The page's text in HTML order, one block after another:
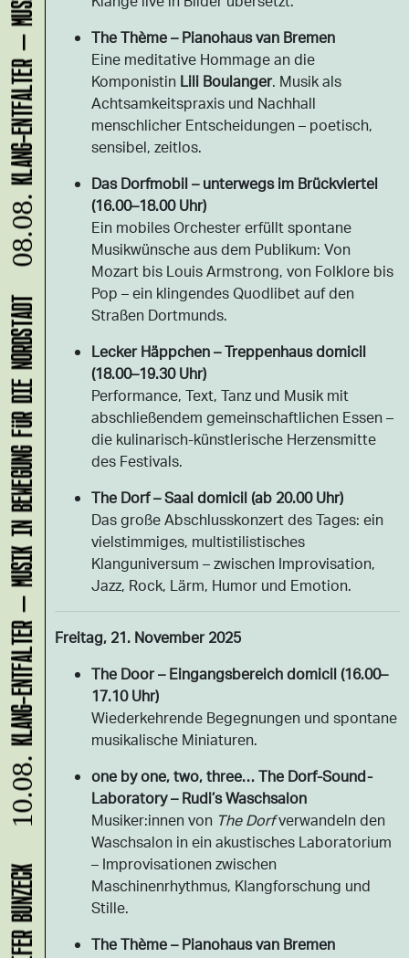
The Thème – Pianohaus van Bremen
Eine meditative Hommage an die
Komponistin Lili Boulanger. Musik als
Achtsamkeitspraxis und Nachhall
menschlicher Entscheidungen – poetisch,
sensibel, zeitlos.
Das Dorfmobil – unterwegs im Brückviertel
(16.00–18.00 Uhr)
Ein mobiles Orchester erfüllt spontane
Musikwünsche aus dem Publikum: Von
Mozart bis Louis Armstrong, von Folklore bis
Pop – ein klingendes Quodlibet auf den
Straßen Dortmunds.
Lecker Häppchen – Treppenhaus domicil
(18.00–19.30 Uhr)
Performance, Text, Tanz und Musik mit
abschließendem gemeinschaftlichen Essen –
die kulinarisch-künstlerische Herzensmitte
des Festivals.
The Dorf – Saal domicil (ab 20.00 Uhr)
Das große Abschlusskonzert des Tages: ein
vielstimmiges, multistilistisches
Klanguniversum – zwischen Improvisation,
Jazz, Rock, Lärm, Humor und Emotion.
Freitag, 21. November 2025
The Door – Eingangsbereich domicil (16.00–
17.10 Uhr)
Wiederkehrende Begegnungen und spontane
musikalische Miniaturen.
one by one, two, three… The Dorf-Sound-
Laboratory – Rudi’s Waschsalon
Musiker:innen von The Dorfverwandeln den
Waschsalon in ein akustisches Laboratorium
– Improvisationen zwischen
Maschinenrhythmus, Klangforschung und
Stille.
The Thème – Pianohaus van Bremen
10.08.
KLANG-ENTFALTER – MUSIK IN BEWEGUNG FÜR DIE NORDSTADT
08.08.